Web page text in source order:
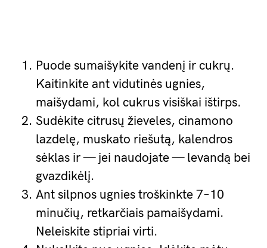
Puode sumaišykite vandenį ir cukrų.
Kaitinkite ant vidutinės ugnies,
maišydami, kol cukrus visiškai ištirps.
Sudėkite citrusų žieveles, cinamono
lazdelę, muskato riešutą, kalendros
sėklas ir — jei naudojate — levandą bei
gvazdikėlį.
Ant silpnos ugnies troškinkte 7–10
minučių, retkarčiais pamaišydami.
Neleiskite stipriai virti.